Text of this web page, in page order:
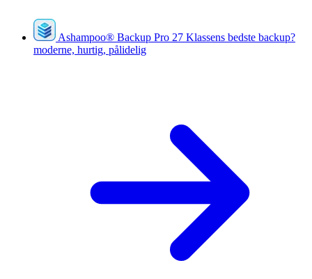
Ashampoo® Backup Pro 27 Klassens bedste backup?
moderne, hurtig, pålidelig